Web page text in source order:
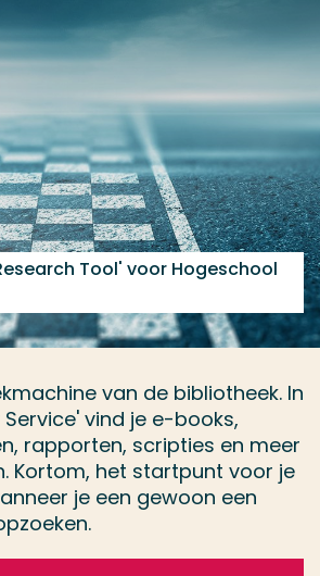
Tool' voor Hogeschool
van de bibliotheek. In
vind je e-books,
rapporten, scripties en meer
Kortom, het startpunt voor je
je een gewoon een